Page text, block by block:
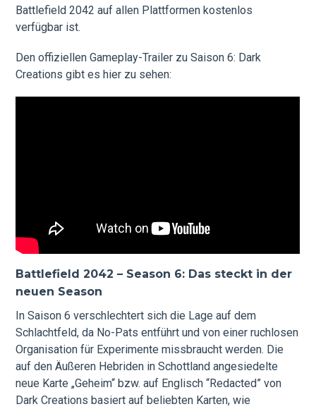
Battlefield 2042 auf allen Plattformen kostenlos
verfügbar ist.
Den offiziellen Gameplay-Trailer zu Saison 6: Dark
Creations gibt es hier zu sehen:
Battlefield 2042 – Season 6: Das steckt in der
neuen Season
In Saison 6 verschlechtert sich die Lage auf dem
Schlachtfeld, da No-Pats entführt und von einer ruchlosen
Organisation für Experimente missbraucht werden. Die
auf den Äußeren Hebriden in Schottland angesiedelte
neue Karte „Geheim“ bzw. auf Englisch “Redacted” von
Dark Creations basiert auf beliebten Karten, wie